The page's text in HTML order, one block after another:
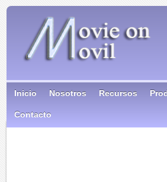
Inicio Nosotros Recursos
Contacto